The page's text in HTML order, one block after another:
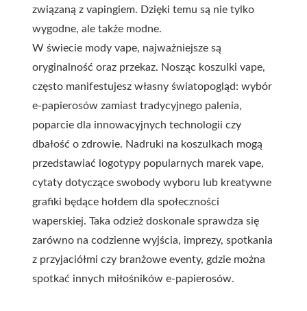
związaną z vapingiem. Dzięki temu są nie tylko
wygodne, ale także modne.
W świecie mody vape, najważniejsze są
oryginalność oraz przekaz. Nosząc koszulki vape,
często manifestujesz własny światopogląd: wybór
e-papierosów zamiast tradycyjnego palenia,
poparcie dla innowacyjnych technologii czy
dbałość o zdrowie. Nadruki na koszulkach mogą
przedstawiać logotypy popularnych marek vape,
cytaty dotyczące swobody wyboru lub kreatywne
grafiki będące hołdem dla społeczności
waperskiej. Taka odzież doskonale sprawdza się
zarówno na codzienne wyjścia, imprezy, spotkania
z przyjaciółmi czy branżowe eventy, gdzie można
spotkać innych miłośników e-papierosów.